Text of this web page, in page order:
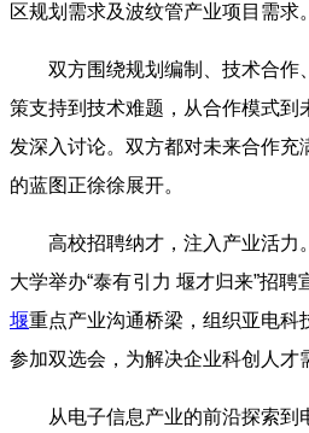
区规划需求及波纹管产业项目需求。
双方围绕规划编制、技术合作
策支持到技术难题，从合作模式到
发深入讨论。双方都对未来合作充
的蓝图正徐徐展开。
高校招聘纳才，注入产业活力
大学举办“泰有引力 堰才归来”招
堰重点产业沟通桥梁，组织亚电科
参加双选会，为解决企业科创人才
从电子信息产业的前沿探索到